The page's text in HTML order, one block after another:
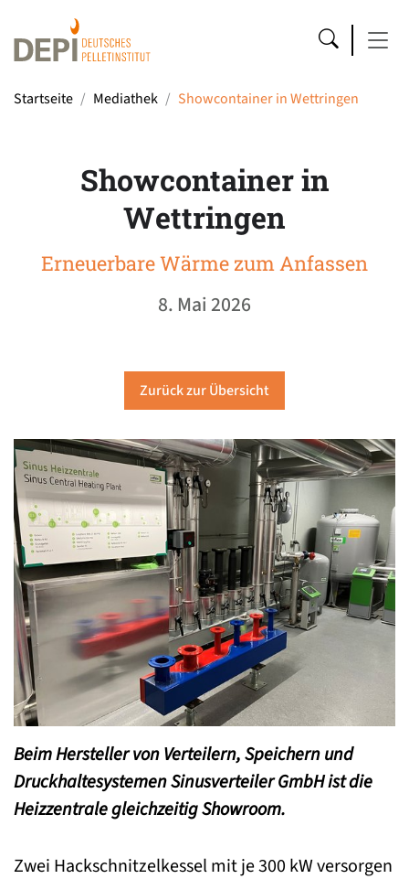
Startseite Mediathek Showcontainer in Wettringen
Showcontainer in
Wettringen
Erneuerbare Wärme zum Anfassen
8. Mai 2026
Zurück zur Übersicht
Beim Hersteller von Verteilern, Speichern und
Druckhaltesystemen Sinusverteiler GmbH ist die
Heizzentrale gleichzeitig Showroom.
Zwei Hackschnitzelkessel mit je 300 kW versorgen